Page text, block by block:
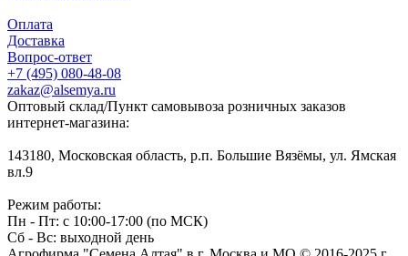
Оплата
Доставка
Вопрос-ответ
+7 (495) 080-48-08
zakaz@alsemya.ru
Оптовый склад/Пункт самовывоза розничных заказов
интернет-магазина:
143180, Московская область, р.п. Большие Вязёмы, ул. Ямская
вл.9
Режим работы:
Пн - Пт: с 10:00-17:00 (по МСК)
Сб - Вс: выходной день